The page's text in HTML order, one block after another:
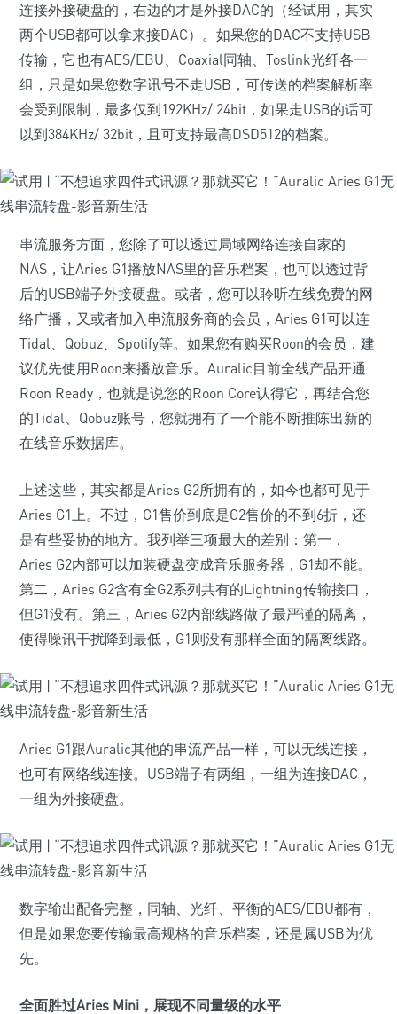
连接外接硬盘的，右边的才是外接DAC的（经试用，其实
两个USB都可以拿来接DAC）。如果您的DAC不支持USB
传输，它也有AES/EBU、Coaxial同轴、Toslink光纤各一
组，只是如果您数字讯号不走USB，可传送的档案解析率
会受到限制，最多仅到192KHz/ 24bit，如果走USB的话可
以到384KHz/ 32bit，且可支持最高DSD512的档案。
串流服务方面，您除了可以透过局域网络连接自家的
NAS，让Aries G1播放NAS里的音乐档案，也可以透过背
后的USB端子外接硬盘。或者，您可以聆听在线免费的网
络广播，又或者加入串流服务商的会员，Aries G1可以连
Tidal、Qobuz、Spotify等。如果您有购买Roon的会员，建
议优先使用Roon来播放音乐。Auralic目前全线产品开通
Roon Ready，也就是说您的Roon Core认得它，再结合您
的Tidal、Qobuz账号，您就拥有了一个能不断推陈出新的
在线音乐数据库。
上述这些，其实都是Aries G2所拥有的，如今也都可见于
Aries G1上。不过，G1售价到底是G2售价的不到6折，还
是有些妥协的地方。我列举三项最大的差别：第一，
Aries G2内部可以加装硬盘变成音乐服务器，G1却不能。
第二，Aries G2含有全G2系列共有的Lightning传输接口，
但G1没有。第三，Aries G2内部线路做了最严谨的隔离，
使得噪讯干扰降到最低，G1则没有那样全面的隔离线路。
Aries G1跟Auralic其他的串流产品一样，可以无线连接，
也可有网络线连接。USB端子有两组，一组为连接DAC，
一组为外接硬盘。
数字输出配备完整，同轴、光纤、平衡的AES/EBU都有，
但是如果您要传输最高规格的音乐档案，还是属USB为优
先。
全面胜过Aries Mini，展现不同量级的水平